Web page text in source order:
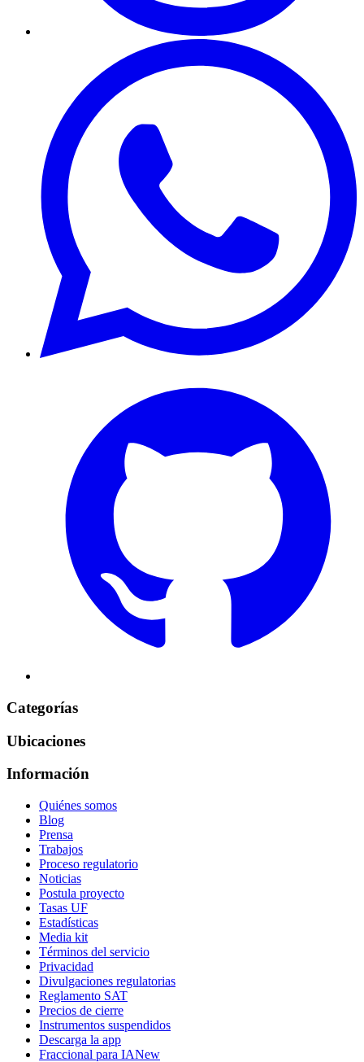
Categorías
Ubicaciones
Información
Quiénes somos
Blog
Prensa
Trabajos
Proceso regulatorio
Noticias
Postula proyecto
Tasas UF
Estadísticas
Media kit
Términos del servicio
Privacidad
Divulgaciones regulatorias
Reglamento SAT
Precios de cierre
Instrumentos suspendidos
Descarga la app
Fraccional para IANew